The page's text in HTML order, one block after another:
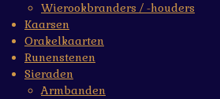
Wierookbranders / -houders
Kaarsen
Orakelkaarten
Runenstenen
Sieraden
Armbanden